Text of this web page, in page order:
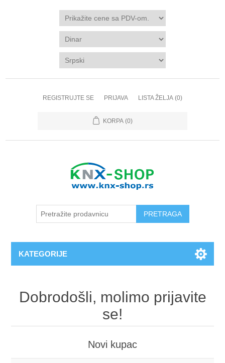
REGISTRUJTE SE PRIJAVA LISTA ŽELJA (0)
KORPA (0)
KATEGORIJE
Dobrodošli, molimo prijavite
se!
Novi kupac